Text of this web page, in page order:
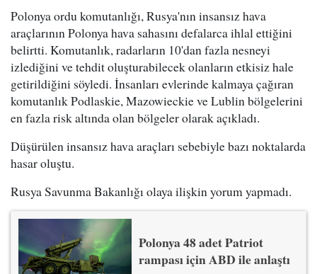
Polonya ordu komutanlığı, Rusya'nın insansız hava
araçlarının Polonya hava sahasını defalarca ihlal ettiğini
belirtti. Komutanlık, radarların 10'dan fazla nesneyi
izlediğini ve tehdit oluşturabilecek olanların etkisiz hale
getirildiğini söyledi. İnsanları evlerinde kalmaya çağıran
komutanlık Podlaskie, Mazowieckie ve Lublin bölgelerini
en fazla risk altında olan bölgeler olarak açıkladı.
Düşürülen insansız hava araçları sebebiyle bazı noktalarda
hasar oluştu.
Rusya Savunma Bakanlığı olaya ilişkin yorum yapmadı.
Polonya 48 adet Patriot
rampası için ABD ile anlaştı